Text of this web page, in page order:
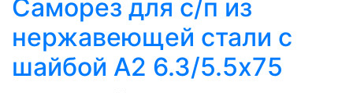
Саморез для с/п из
нержавеющей стали с
шайбой А2 6.3/5.5х75